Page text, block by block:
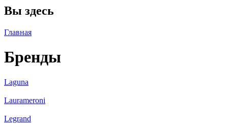
Вы здесь
Главная
Бренды
Laguna
Laurameroni
Legrand